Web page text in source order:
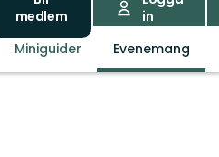
medlem
in
Miniguider Evenemang